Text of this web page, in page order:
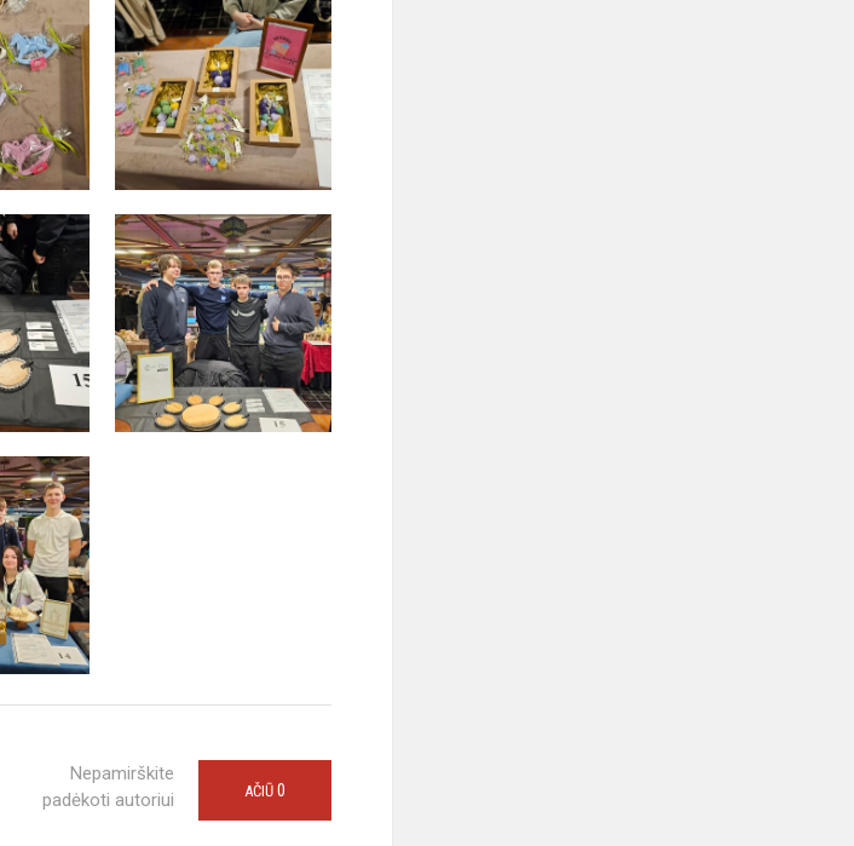
Nepamirškite
padėkoti autoriui
AČIŪ 0